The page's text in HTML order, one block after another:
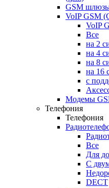
GSM
VoIP GSM
VoIP
Все
на 2
на 4
на 8
на 16
с
Модемы
Телефония
Телефония
Все
Для
С
DECT